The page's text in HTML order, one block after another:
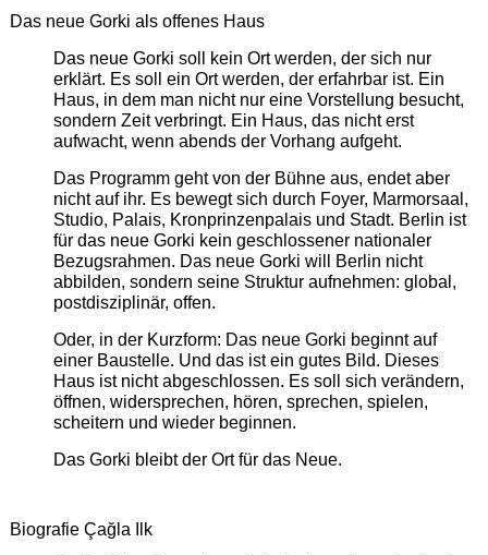
Das neue Gorki als offenes Haus
Das neue Gorki soll kein Ort werden, der sich nur
erklärt. Es soll ein Ort werden, der erfahrbar ist. Ein
Haus, in dem man nicht nur eine Vorstellung besucht,
sondern Zeit verbringt. Ein Haus, das nicht erst
aufwacht, wenn abends der Vorhang aufgeht.
Das Programm geht von der Bühne aus, endet aber
nicht auf ihr. Es bewegt sich durch Foyer, Marmorsaal,
Studio, Palais, Kronprinzenpalais und Stadt. Berlin ist
für das neue Gorki kein geschlossener nationaler
Bezugsrahmen. Das neue Gorki will Berlin nicht
abbilden, sondern seine Struktur aufnehmen: global,
postdisziplinär, offen.
Oder, in der Kurzform: Das neue Gorki beginnt auf
einer Baustelle. Und das ist ein gutes Bild. Dieses
Haus ist nicht abgeschlossen. Es soll sich verändern,
öffnen, widersprechen, hören, sprechen, spielen,
scheitern und wieder beginnen.
Das Gorki bleibt der Ort für das Neue.
Biografie Çağla Ilk